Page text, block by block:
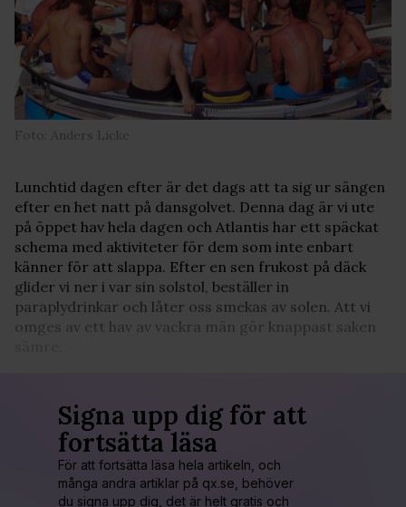
Foto: Anders Licke
Lunchtid dagen efter är det dags att ta sig ur sängen
efter en het natt på dansgolvet. Denna dag är vi ute
på öppet hav hela dagen och Atlantis har ett späckat
schema med aktiviteter för dem som inte enbart
känner för att slappa. Efter en sen frukost på däck
glider vi ner i var sin solstol, beställer in
paraplydrinkar och låter oss smekas av solen. Att vi
omges av ett hav av vackra män gör knappast saken
Signa upp dig för att
fortsätta läsa
För att fortsätta läsa hela artikeln, och
många andra artiklar på qx.se, behöver
du signa upp dig, det är helt gratis och